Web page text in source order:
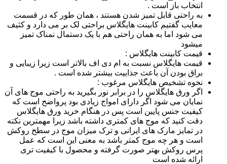
انتخاب باز است .
به راحتی قابل تمیز شدن هستند ، همان طور که در قسمت
معایب گفتیم کابینت هایگلاس براحتی لک بر می دارد و کثیف
می شود اما به همان راحتی هم با یک دستمال نمناک تمیز
میشود
قیمت کابینت هایگلاس :
قیمت هایگلاس نسبت به ام دی اف بالاتر است زیرا زیبایی و
براق بودن آن باعث جذابیت بیشتر شده است .
نحوه تشخیص هایگلاس مرغوب :
اگر ورق هایگلاس را در برابر نور بگیرید به راحتی موج های آن
نمایان می شود اگر دارای امواج زیادی بود پرواضح است که
کیفیت جنس پایین است پس در هنگام خرید ورق هایگلاس
دقت کنید که موج های کمتری داشته باشد زیرا مهمترین نکته
در تمایز مارک های ایرانی و ترک میزان موج در سطح روکش
است و هر چه موج کمتر باشد به معنی این است که عمل
پرس روکش بهتر صورت گرفته و محصول با کیفیت تری
ارائه شده است